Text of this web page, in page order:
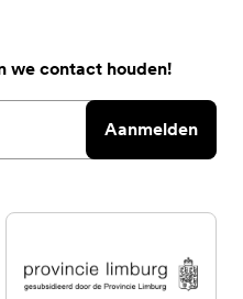
we contact houden!
Aanmelden